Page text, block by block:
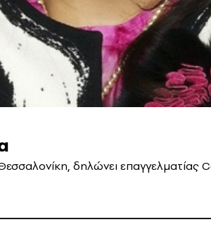
δηλώνει επαγγελματίας